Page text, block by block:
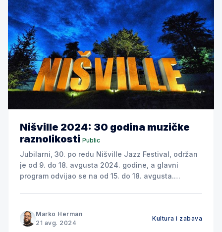
Nišville 2024: 30 godina muzičke
raznolikosti Public
Jubilarni, 30. po redu Nišville Jazz Festival, održan
je od 9. do 18. avgusta 2024. godine, a glavni
program odvijao se na od 15. do 18. avgusta.
Marko Herman
21 avg. 2024
Kultura i zabava